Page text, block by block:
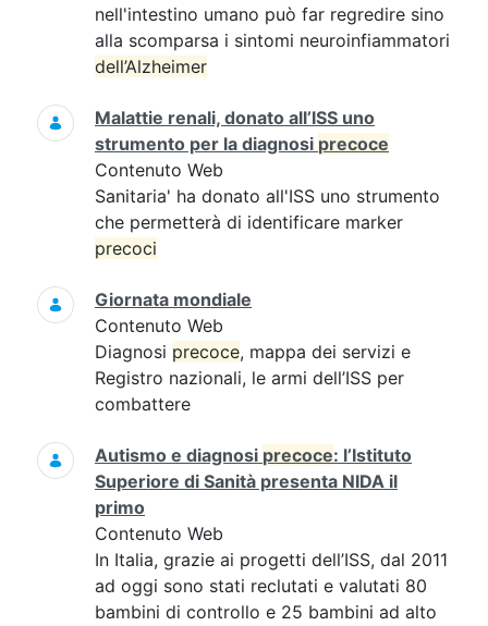
nell'intestino umano può far regredire sino
alla scomparsa i sintomi neuroinfiammatori
dell’Alzheimer
Malattie renali, donato all’ISS uno
strumento per la diagnosi precoce
Contenuto Web
Sanitaria' ha donato all'ISS uno strumento
che permetterà di identificare marker
precoci
Giornata mondiale
Contenuto Web
Diagnosi precoce, mappa dei servizi e
Registro nazionali, le armi dell’ISS per
combattere
Autismo e diagnosi precoce: l’Istituto
Superiore di Sanità presenta NIDA il
primo
Contenuto Web
In Italia, grazie ai progetti dell’ISS, dal 2011
ad oggi sono stati reclutati e valutati 80
bambini di controllo e 25 bambini ad alto